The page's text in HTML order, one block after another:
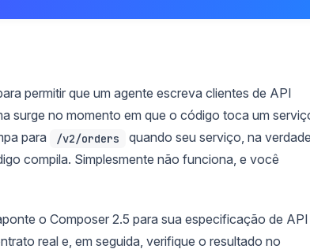
permitir que um agente escreva clientes de API
surge no momento em que o código toca um
para
/v2/orders
quando seu serviço, na
compila. Simplesmente não funciona, e você
o Composer 2.5 para sua especificação de API
real e, em seguida, verifique o resultado no